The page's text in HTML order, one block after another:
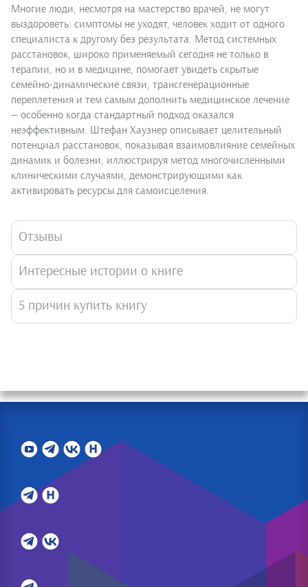
Многие люди, несмотря на мастерство врачей, не могут
выздороветь: симптомы не уходят, человек ходит от одного
специалиста к другому без результата. Метод системных
расстановок, широко применяемый сегодня не только в
терапии, но и в медицине, помогает увидеть скрытые
семейно-динамические связи, трансгенерационные
переплетения и тем самым дополнить медицинское лечение
— особенно когда стандартный подход оказался
неэффективным. Штефан Хаузнер описывает целительный
потенциал расстановок, показывая взаимовлияние семейных
динамик и болезни, иллюстрируя метод многочисленными
клиническими случаями, демонстрирующими как
активировать ресурсы для самоисцеления.
Отзывы
Интересные истории о книге
5 причин купить книгу